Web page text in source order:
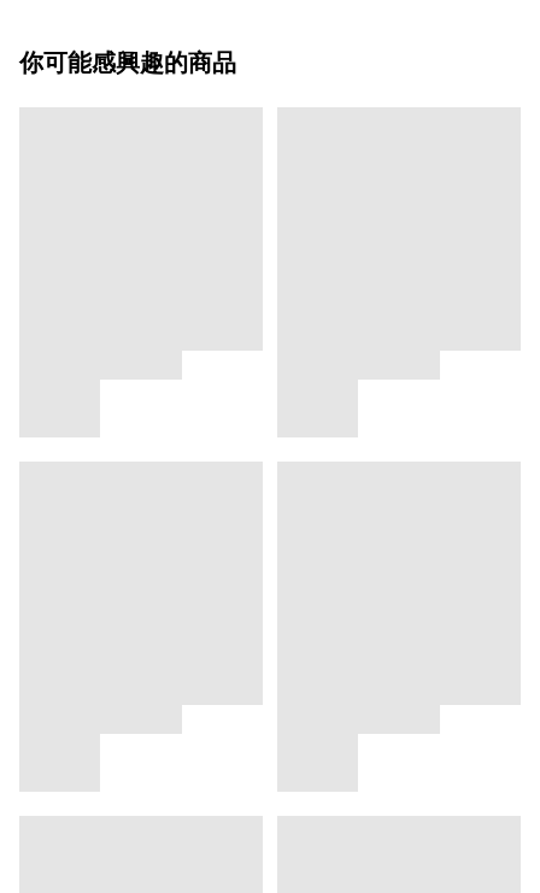
你可能感興趣的商品